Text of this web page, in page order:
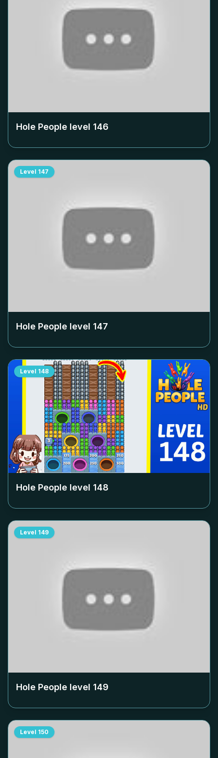
Hole People level 146
Level 147
Hole People level 147
Level 148
Hole People level 148
Level 149
Hole People level 149
Level 150